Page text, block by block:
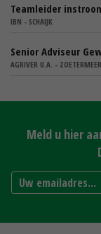
Teamleider
IBN - SCHAIJK
Senior Adviseur
AGRIVER U.A. - ZOETERMEER
Meld u hier